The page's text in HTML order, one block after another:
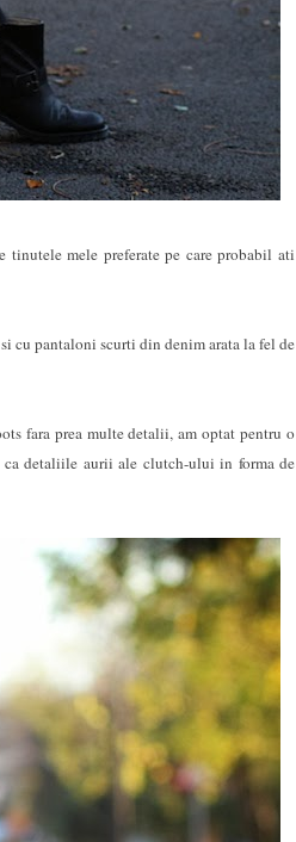
mele preferate pe care probabil ati
cu pantaloni scurti din denim arata la fel de
fara prea multe detalii, am optat pentru o
ca detaliile aurii ale clutch-ului in forma de